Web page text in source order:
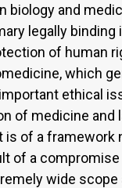
biology and
legally
of human
which
ethical
of medicine and
is of a framework
of a compromise
wide scope